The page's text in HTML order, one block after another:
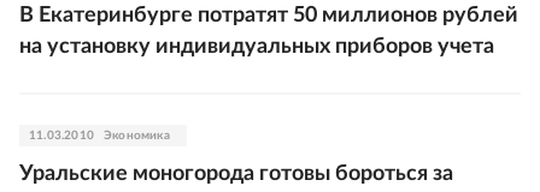
В Екатеринбурге потратят 50 миллионов рублей
на установку индивидуальных приборов учета
11.03.2010 Экономика
Уральские моногорода готовы бороться за